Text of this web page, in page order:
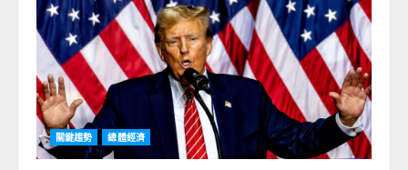
關鍵趨勢 總體經濟